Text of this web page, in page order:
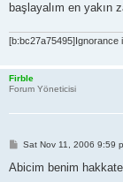
başlayalım en yakın
[b:bc27a75495]Ignorance
Firble
Forum Yöneticisi
P
s
Sat Nov 11, 2006 9:59
Abicim benim